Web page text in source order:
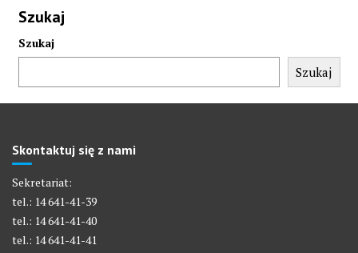
Szukaj
Szukaj
Szukaj
Skontaktuj się z nami
Sekretariat:
tel.: 14 641-41-39
tel.: 14 641-41-40
tel.: 14 641-41-41